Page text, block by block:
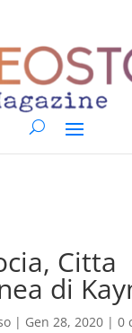
Citta
di
| Gen 28, 2020| 0